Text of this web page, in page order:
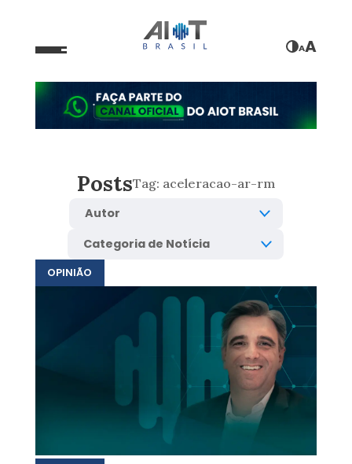
AA
PostsTag: aceleracao-ar-rm
OPINIÃO